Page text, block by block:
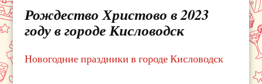
Рождество Христово в 2023
году в городе Кисловодск
Новогодние праздники в городе Кисловодск